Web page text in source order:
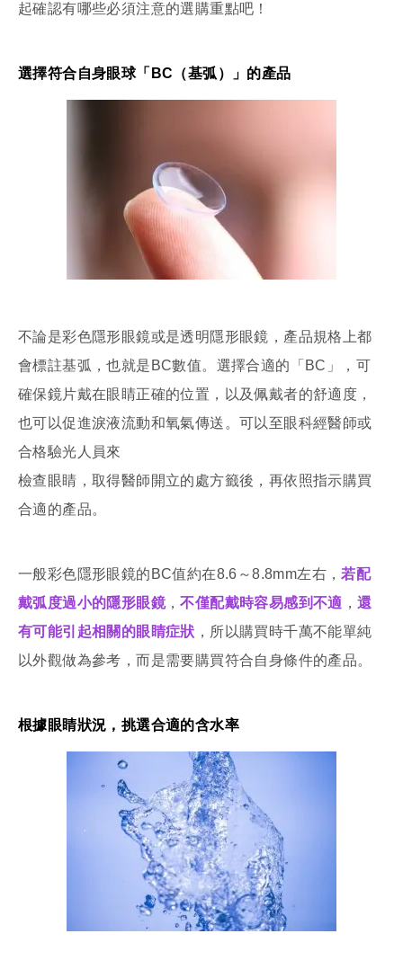
起確認有哪些必須注意的選購重點吧！
選擇符合自身眼球「BC（基弧）」的產品
不論是彩色隱形眼鏡或是透明隱形眼鏡，產品規格上都
會標註基弧，也就是BC數值。選擇合適的「BC」，可
確保鏡片戴在眼睛正確的位置，以及佩戴者的舒適度，
也可以促進淚液流動和氧氣傳送。可以至眼科經醫師或
合格驗光人員來
檢查眼睛，取得醫師開立的處方籤後，再依照指示購買
合適的產品。
一般彩色隱形眼鏡的BC值約在8.6～8.8mm左右，若配
戴弧度過小的隱形眼鏡，不僅配戴時容易感到不適 ，還
有可能引起相關的眼睛症狀 ，所以購買時千萬不能單純
以外觀做為參考，而是需要購買符合自身條件的產品。
根據眼睛狀況，挑選合適的含水率